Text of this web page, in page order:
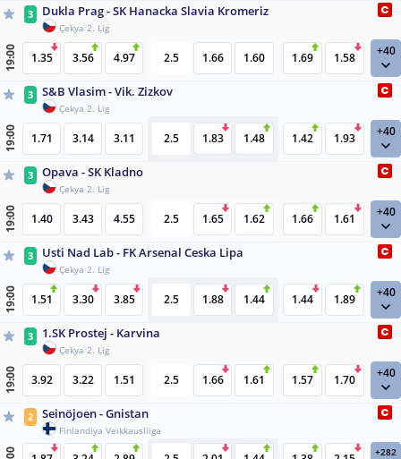
3 Dukla Prag - SK Hanacka Slavia Kromeriz
Çekya 2. Lig
19:00 1.35 3.56 4.97 2.5 1.66 1.60 1.69 1.58 +40
3 S&B Vlasim - Vik. Zizkov
Çekya 2. Lig
19:00 1.71 3.14 3.11 2.5 1.83 1.48 1.42 1.93 +40
3 Opava - SK Kladno
Çekya 2. Lig
19:00 1.40 3.43 4.55 2.5 1.65 1.62 1.66 1.61 +40
3 Usti Nad Lab - FK Arsenal Ceska Lipa
Çekya 2. Lig
19:00 1.51 3.30 3.85 2.5 1.88 1.44 1.44 1.89 +40
3 1.SK Prostej - Karvina
Çekya 2. Lig
19:00 3.92 3.22 1.51 2.5 1.66 1.61 1.57 1.70 +40
2 Seinöjoen - Gnistan
Finlandiya Veikkausliiga
+282